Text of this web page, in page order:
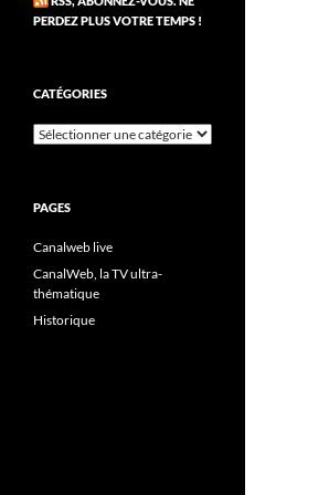
PERDEZ PLUS VOTRE TEMPS !
CATÉGORIES
Catégories
PAGES
Canalweb live
CanalWeb, la TV ultra-
thématique
Historique